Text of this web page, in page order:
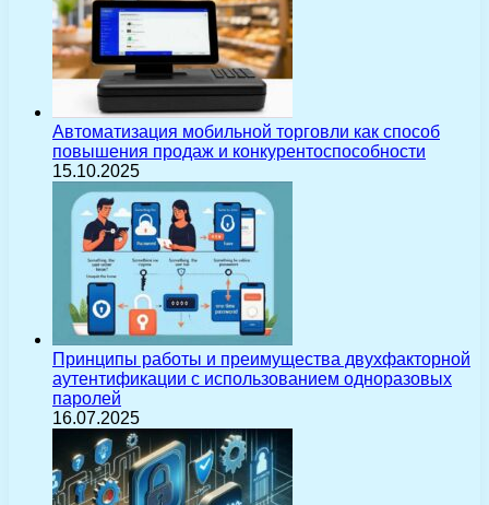
Автоматизация мобильной торговли как способ
повышения продаж и конкурентоспособности
15.10.2025
Принципы работы и преимущества двухфакторной
аутентификации с использованием одноразовых
паролей
16.07.2025